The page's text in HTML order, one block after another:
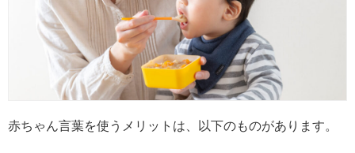
赤ちゃん言葉を使うメリットは、以下のものがあります。